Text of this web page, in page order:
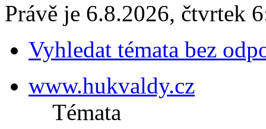
Právě je 6.8.2026, čtvrtek
Vyhledat témata bez
www.hukvaldy.cz
Témata